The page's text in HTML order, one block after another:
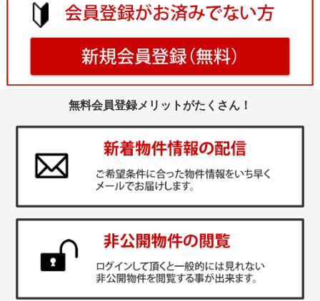
無料会員登録メリットがたくさん！